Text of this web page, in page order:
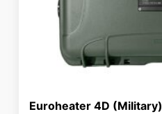
Euroheater 4D (Military)